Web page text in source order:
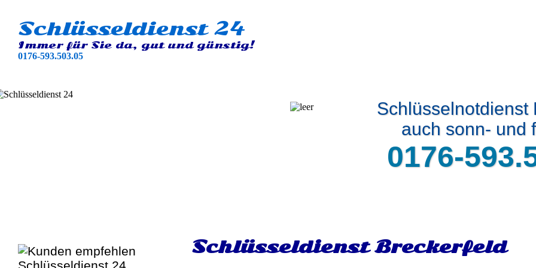
Schlüsseldienst 24
Immer für Sie da, gut und günstig!
0176-593.503.05
Schlüsselnotdienst
auch sonn- und
0176-
Schlüsseldienst Breckerfeld